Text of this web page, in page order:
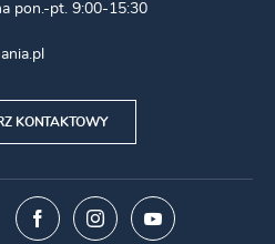
pon.-pt. 9:00-15:30
KONTAKTOWY